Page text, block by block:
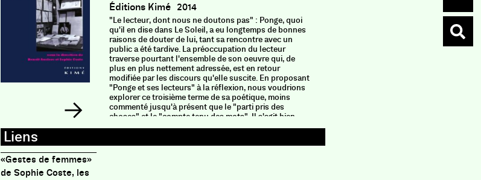
Éditions Kimé 2014
"Le lecteur, dont nous ne doutons pas" : Ponge, quoi
qu'il en dise dans Le Soleil, a eu longtemps de bonnes
raisons de douter de lui, tant sa rencontre avec un
public a été tardive. La préoccupation du lecteur
traverse pourtant l'ensemble de son oeuvre qui, de
plus en plus nettement adressée, est en retour
modifiée par les discours qu'elle suscite. En proposant
"Ponge et ses lecteurs" à la réflexion, nous voudrions
explorer ce troisième terme de sa poétique, moins
commenté jusqu'à présent que le "parti pris des
choses" et le "compte tenu des mots". Il s'agit bien,
clans les cinq études critiques ici rassemblées,
l'oeuvre a historiquement rencontrés, ceux qu'elle
rythmé
aux
femmes,
«Gestes de femmes»
de Sophie Coste, les